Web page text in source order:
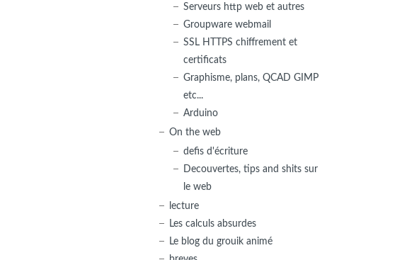
Serveurs http web et autres
Groupware webmail
SSL HTTPS chiffrement et
certificats
Graphisme, plans, QCAD GIMP
etc...
Arduino
On the web
defis d'écriture
Decouvertes, tips and shits sur
le web
lecture
Les calculs absurdes
Le blog du grouik animé